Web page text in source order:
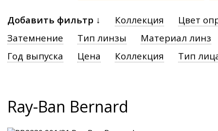
Добавить фильтр ↓ Коллекция
Цвет
Затемнение
Тип линзы
Материал линз
Год выпуска
Цена Коллекция Тип
Ray-Ban Bernard